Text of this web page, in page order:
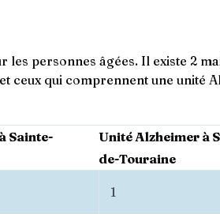
personnes âgées. Il existe 2
ceux qui comprennent une unité
Sainte-
Unité Alzheimer à
de-Touraine
1